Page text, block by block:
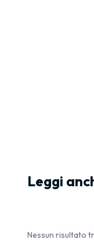
Leggi
Nessun risultato